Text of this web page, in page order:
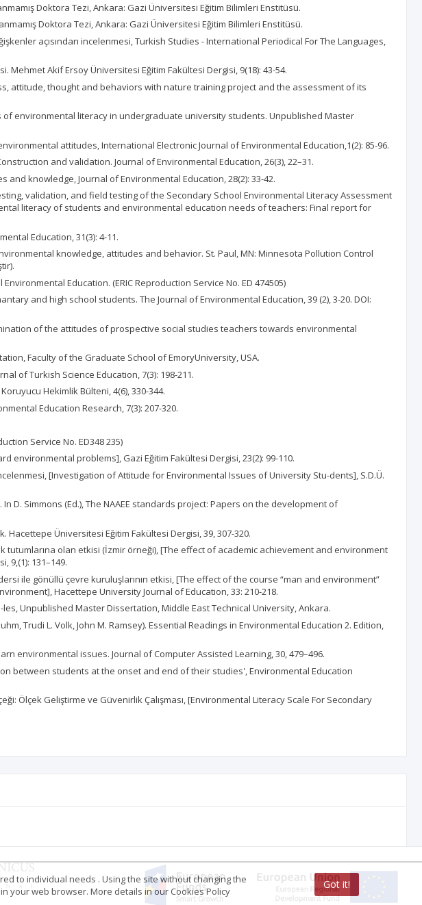
Doktora Tezi, Ankara: Gazi Üniversitesi Eğitim Bilimleri Enstitüsü.
Doktora Tezi, Ankara: Gazi Üniversitesi Eğitim Bilimleri Enstitüsü.
açısından incelenmesi, Turkish Studies - International Periodical For The Languages,
Mehmet Akif Ersoy Üniversitesi Eğitim Fakültesi Dergisi, 9(18): 43-54.
attitude, thought and behaviors with nature training project and the assessment of its
environmental literacy in undergraduate university students. Unpublished Master
attitudes, International Electronic Journal of Environmental Education,1(2): 85-96.
and validation. Journal of Environmental Education, 26(3), 22–31.
and knowledge, Journal of Environmental Education, 28(2): 33-42.
validation, and field testing of the Secondary School Environmental Literacy Assessment
literacy of students and environmental education needs of teachers: Final report for
Education, 31(3): 4-11.
knowledge, attitudes and behavior. St. Paul, MN: Minnesota Pollution Control
Education. (ERIC Reproduction Service No. ED 474505)
and high school students. The Journal of Environmental Education, 39 (2), 3-20. DOI:
of the attitudes of prospective social studies teachers towards environmental
Faculty of the Graduate School of EmoryUniversity, USA.
of Turkish Science Education, 7(3): 198-211.
Hekimlik Bülteni, 4(6), 330-344.
Education Research, 7(3): 207-320.
Service No. ED348 235)
environmental problems], Gazi Eğitim Fakültesi Dergisi, 23(2): 99-110.
[Investigation of Attitude for Environmental Issues of University Stu-dents], S.D.Ü.
Simmons (Ed.), The NAAEE standards project: Papers on the development of
Hacettepe Üniversitesi Eğitim Fakültesi Dergisi, 39, 307-320.
tutumlarına olan etkisi (İzmir örneği), [The effect of academic achievement and environment
9,(1): 131–149.
ile gönüllü çevre kuruluşlarının etkisi, [The effect of the course “man and environment”
Hacettepe University Journal of Education, 33: 210-218.
Unpublished Master Dissertation, Middle East Technical University, Ankara.
Trudi L. Volk, John M. Ramsey). Essential Readings in Environmental Education 2. Edition,
environmental issues. Journal of Computer Assisted Learning, 30, 479–496.
between students at the onset and end of their studies', Environmental Education
Ölçek Geliştirme ve Güvenirlik Çalışması, [Environmental Literacy Scale For Secondary
to individual needs . Using the site without changing the
your web browser. More details in our Cookies Policy
Got it!